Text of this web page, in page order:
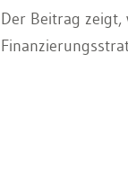
Der Beitrag